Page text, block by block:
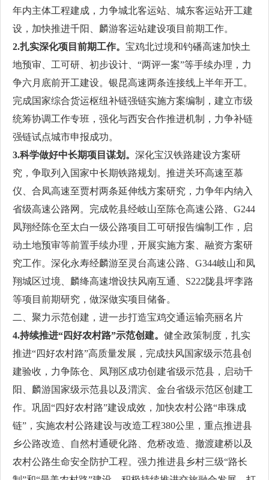
年内主体工程建成，力争城北客运站、城东客运站开工建
设，加快推进千阳、麟游客运站建设项目前期工作。
2.扎实深化项目前期工作。 宝鸡北过境和钓磻高速加快土
地预审、工可研、初步设计、“两评一案”等手续办理，力
争六月底前开工建设。银昆高速两条连接线上半年开工。
完成国家综合货运枢纽补链强链实施方案编制，建立市级
统筹协调工作专班，强化与西安合作推进机制，力争补链
强链试点城市申报成功。
3.科学做好中长期项目谋划。 深化宝汉铁路建设方案研
究，争取列入国家中长期铁路规划。推进关环高速至慕
仪、合凤高速至贾村两条延伸线方案研究，力争年内纳入
省级高速公路网。完成乾县经岐山至陈仓高速公路、G244
凤翔经陈仓至太白一级公路项目工可研报告编制工作，启
动土地预审等前置手续办理，开展实施方案、融资方案研
究工作。深化永寿经麟游至灵台高速公路、G344岐山和凤
翔城区过境、麟绛高速增设扶风南互通、S222陇县坪李路
等项目前期研究，做深做实项目储备。
二、聚力示范创建，进一步打造宝鸡交通运输亮丽名片
4.持续推进“四好农村路”示范创建。 健全政策制度，扎实
推进“四好农村路”高质量发展，完成扶风国家级示范县创
建验收，力争陈仓、凤翔区成功创建省级示范县，启动千
阳、麟游国家级示范县以及渭滨、金台省级示范区创建工
作。巩固“四好农村路”建设成效，加快农村公路“串珠成
链”，实施农村公路建设与改造工程380公里，重点推进县
乡公路改造、自然村通硬化路、危桥改造、撤渡建桥以及
农村公路生命安全防护工程。强力推进县乡村三级“路长